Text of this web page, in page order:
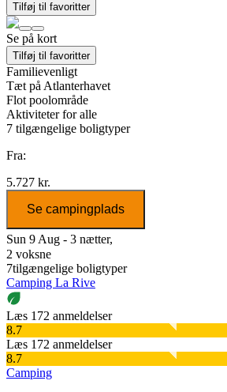
Tilføj til favoritter
Se på kort
Tilføj til favoritter
Familievenligt
Tæt på Atlanterhavet
Flot poolområde
Aktiviteter for alle
7 tilgængelige boligtyper
Fra:
5.727 kr.
Se campingplads
Sun 9 Aug - 3 nætter,
2 voksne
7tilgængelige boligtyper
Camping La Rive
Læs 172 anmeldelser
8.7
Læs 172 anmeldelser
8.7
Camping